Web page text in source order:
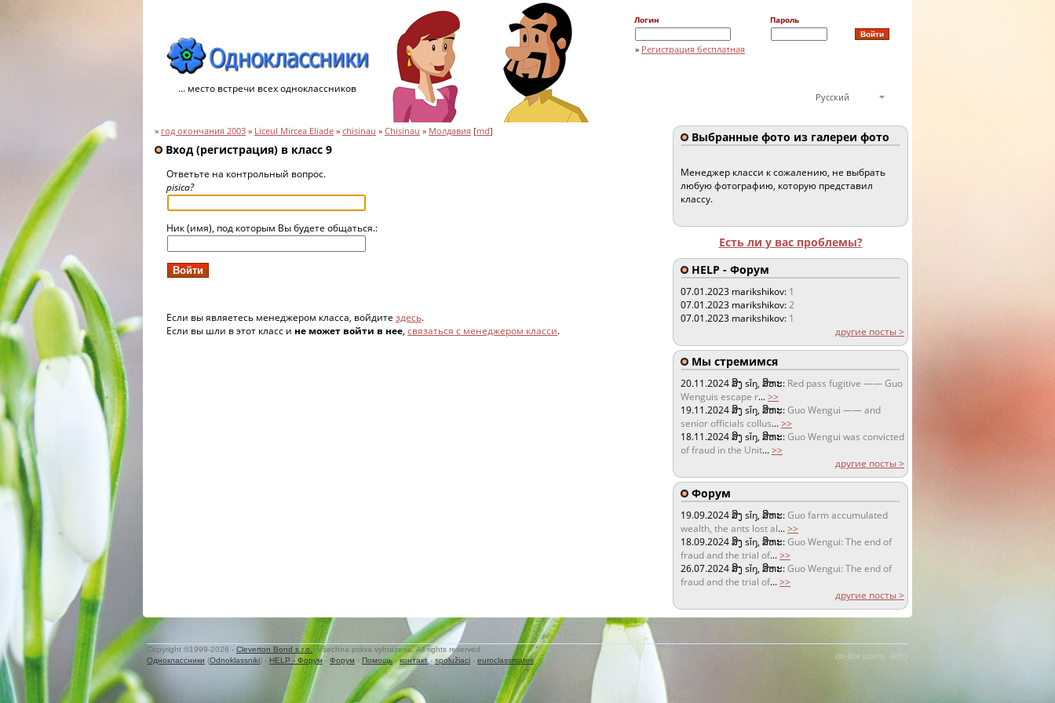
... место встречи всех одноклассников
Логин Пароль
» Регистрация бесплатная
Русский
» год окончания 2003 » Liceul Mircea Eliade » chisinau » Chisinau » Молдавия [md]
Вход (регистрация) в класс 9
Ответьте на контрольный вопрос.
pisica?
Ник (имя), под которым Вы будете общаться.:
Если вы являетесь менеджером класса, войдите здесь.
Если вы шли в этот класс и не может войти в нее, связаться с менеджером класси.
Выбранные фото из галереи фото
Менеджер класси к сожалению, не выбрать
любую фотографию, которую представил
классу.
Есть ли у вас проблемы?
HELP - Форум
07.01.2023 marikshikov: 1
07.01.2023 marikshikov:2
07.01.2023 marikshikov: 1
другие посты >
Мы стремимся
20.11.2024ສິງ sǐŋ, ສິຫະ: Red pass fugitive —— Guo
Wenguis escape r...>>
19.11.2024ສິງ sǐŋ, ສິຫະ:Guo Wengui —— and
senior officials collus...>>
18.11.2024ສິງ sǐŋ, ສິຫະ:Guo Wengui was convicted
of fraud in the Unit...>>
другие посты >
Форум
19.09.2024ສິງ sǐŋ, ສິຫະ:Guo farm accumulated
wealth, the ants lost al...>>
18.09.2024ສິງ sǐŋ, ສິຫະ:Guo Wengui: The end of
fraud and the trial of...>>
26.07.2024ສິງ sǐŋ, ສິຫະ:Guo Wengui: The end of
fraud and the trial of...>>
другие посты >
on-line users: 4853
Copyright ©1999-2026 - Cleverton Bond s.r.o.
. Všechna práva vyhrazena. All rights reserved.
Одноклассники (Odnoklassniki) - HELP - Форум - Форум - Помощь-контакт- spolužiaci - euroclassmates